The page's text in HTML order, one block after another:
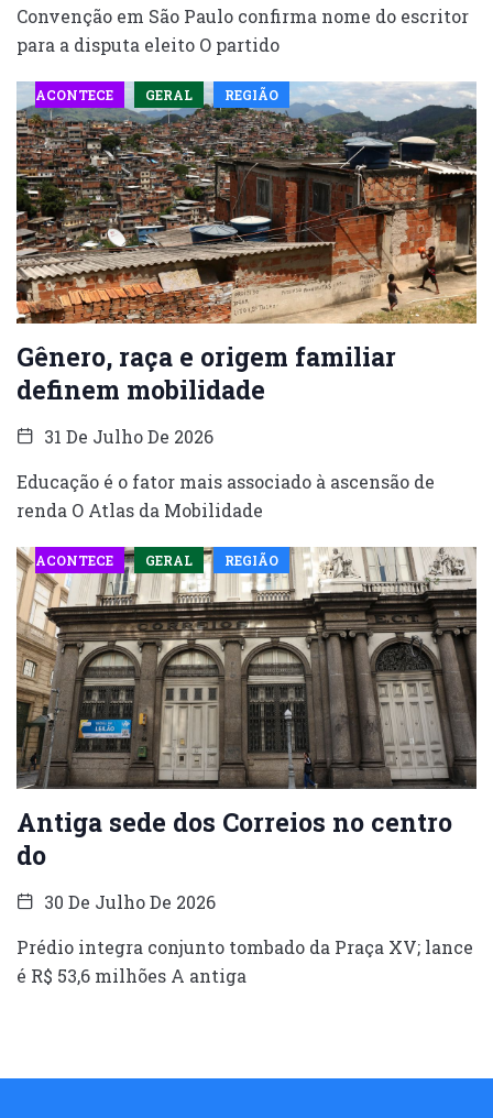
Convenção em São Paulo confirma nome do escritor
para a disputa eleito O partido
ACONTECE GERAL REGIÃO
Gênero, raça e origem familiar
definem mobilidade
31 De Julho De 2026
Educação é o fator mais associado à ascensão de
renda O Atlas da Mobilidade
ACONTECE GERAL REGIÃO
Antiga sede dos Correios no centro
do
30 De Julho De 2026
Prédio integra conjunto tombado da Praça XV; lance
é R$ 53,6 milhões A antiga